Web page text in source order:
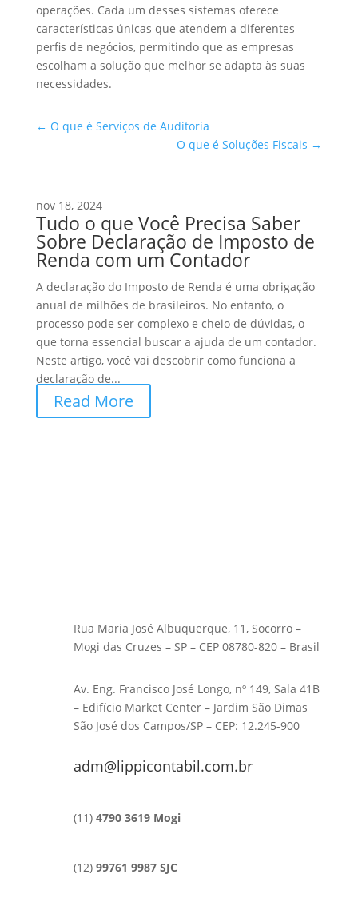
operações. Cada um desses sistemas oferece
características únicas que atendem a diferentes
perfis de negócios, permitindo que as empresas
escolham a solução que melhor se adapta às suas
necessidades.
← O que é Serviços de Auditoria
O que é Soluções Fiscais →
nov 18, 2024
Tudo o que Você Precisa Saber
Sobre Declaração de Imposto de
Renda com um Contador
A declaração do Imposto de Renda é uma obrigação
anual de milhões de brasileiros. No entanto, o
processo pode ser complexo e cheio de dúvidas, o
que torna essencial buscar a ajuda de um contador.
Neste artigo, você vai descobrir como funciona a
declaração de...
Read More
Rua Maria José Albuquerque, 11, Socorro –
Mogi das Cruzes – SP – CEP 08780-820 – Brasil
Av. Eng. Francisco José Longo, nº 149, Sala 41B
– Edifício Market Center – Jardim São Dimas
São José dos Campos/SP – CEP: 12.245-900
adm@lippicontabil.com.br
(11) 4790 3619 Mogi
(12) 99761 9987 SJC